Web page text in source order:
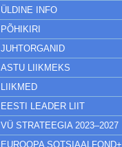
ÜLDINE INFO
PÕHIKIRI
JUHTORGANID
ASTU LIIKMEKS
LIIKMED
EESTI LEADER LIIT
VÜ STRATEEGIA 2023–2027
EUROOPA SOTSIAALFOND+